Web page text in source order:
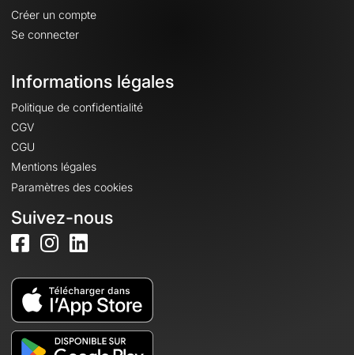
Créer un compte
Se connecter
Informations légales
Politique de confidentialité
CGV
CGU
Mentions légales
Paramètres des cookies
Suivez-nous